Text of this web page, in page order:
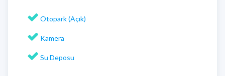
Otopark (Açık)
Kamera
Su Deposu